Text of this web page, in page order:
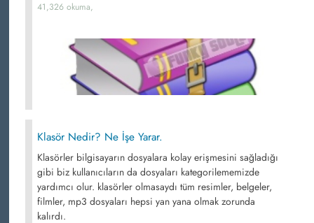
41,326 okuma,
Klasör Nedir? Ne İşe Yarar.
Klasörler bilgisayarın dosyalara kolay erişmesini sağladığı
gibi biz kullanıcıların da dosyaları kategorilememizde
yardımcı olur. klasörler olmasaydı tüm resimler, belgeler,
filmler, mp3 dosyaları hepsi yan yana olmak zorunda
kalırdı.